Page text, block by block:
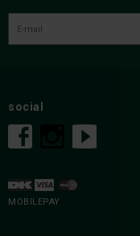
social
MOBILEPAY